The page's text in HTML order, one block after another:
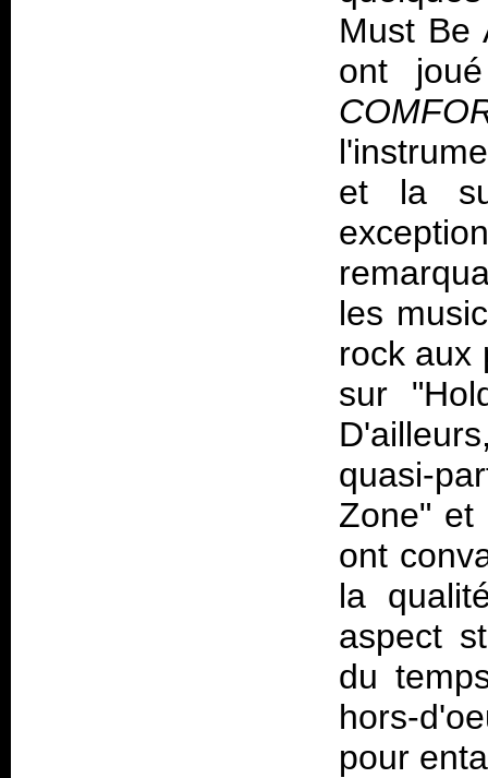
Must Be
ont
et la
les
rock aux
sur
quasi-
Zone"
ont
la
aspect
du
hors-
pour